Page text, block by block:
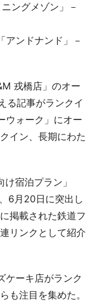
ングメゾン」－
アンドナンド」－
戎橋店」のオー
る記事がランクイ
ウォーク」にオー
イン、長期にわた
宿泊プラン」
6月20日に突出し
掲載された鉄道フ
リンクとして紹介
ーキ店がランク
も注目を集めた。